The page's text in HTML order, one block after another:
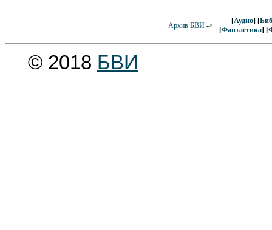
Архив БВИ->
[Аудио] [
[Фантастика] [
© 2018 БВИ